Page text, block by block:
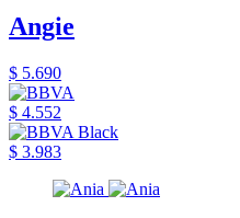
Angie
$ 5.690
$ 4.552
$ 3.983